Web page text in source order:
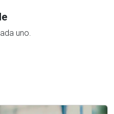
uno.